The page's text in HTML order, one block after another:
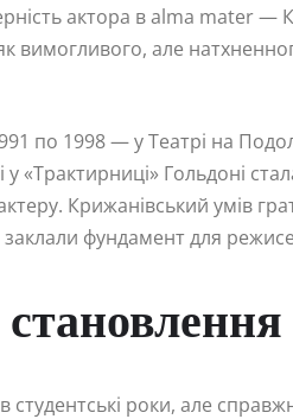
актора в alma mater —
вимогливого, але
по 1998 — у Театрі на
«Трактирниці» Гольдоні
Крижанівський умів
фундамент для
роки, але